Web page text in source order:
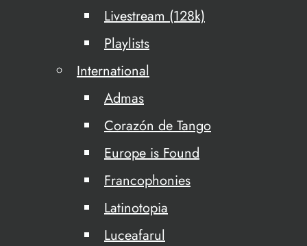
Livestream (128k)
Playlists
International
Admas
Corazón de Tango
Europe is Found
Francophonies
Latinotopia
Luceafarul